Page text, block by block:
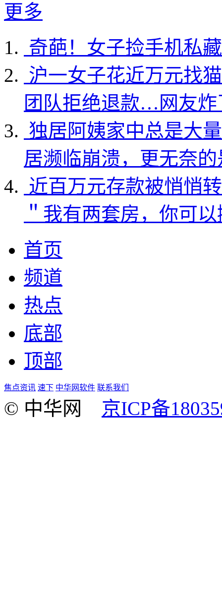
更多
奇葩！女子捡手机私
沪一女子花近万元找
团队拒绝退款…网友炸
独居阿姨家中总是大
居濒临崩溃，更无奈
近百万元存款被悄悄
＂我有两套房，你可
首页
频道
热点
底部
顶部
焦点资讯 速下 中华网软件 联系我们
© 中华网 京ICP备